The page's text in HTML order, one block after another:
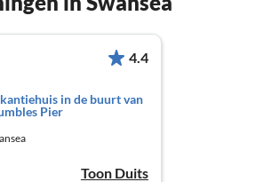
4.4
in de buurt van
Pier
Toon Duits